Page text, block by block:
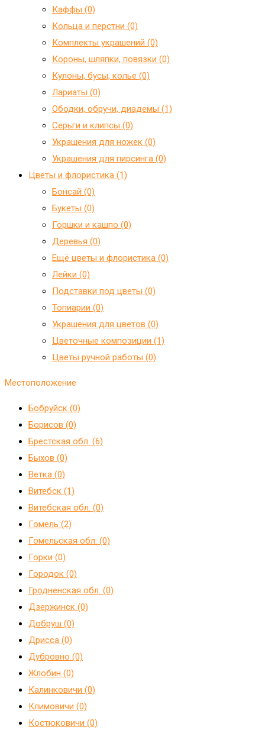
Каффы (0)
Кольца и перстни (0)
Комплекты украшений (0)
Короны, шляпки, повязки (0)
Кулоны, бусы, колье (0)
Лариаты (0)
Ободки, обручи, диадемы (1)
Серьги и клипсы (0)
Украшения для ножек (0)
Украшения для пирсинга (0)
Цветы и флористика (1)
Бонсай (0)
Букеты (0)
Горшки и кашпо (0)
Деревья (0)
Ещё цветы и флористика (0)
Лейки (0)
Подставки под цветы (0)
Топиарии (0)
Украшения для цветов (0)
Цветочные композиции (1)
Цветы ручной работы (0)
Местоположение
Бобруйск (0)
Борисов (0)
Брестская обл. (6)
Быхов (0)
Ветка (0)
Витебск (1)
Витебская обл. (0)
Гомель (2)
Гомельская обл. (0)
Горки (0)
Городок (0)
Гродненская обл. (0)
Дзержинск (0)
Добруш (0)
Дрисса (0)
Дубровно (0)
Жлобин (0)
Калинковичи (0)
Климовичи (0)
Костюковичи (0)